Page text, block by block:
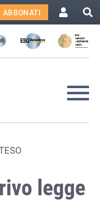
ABBONATI
legge